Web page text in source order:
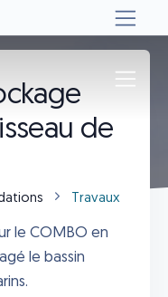
de
Travaux de
le COMBO en
le bassin